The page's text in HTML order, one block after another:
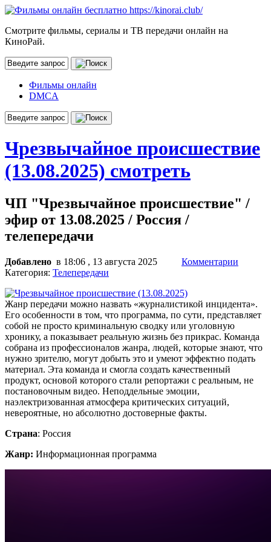
Смотрите фильмы, сериалы и ТВ передачи онлайн на
КиноРай.
Фильмы онлайн
DMCA
Чрезвычайное происшествие
(13.08.2025) смотреть
ЧП "Чрезвычайное происшествие" /
эфир от 13.08.2025 / Россия /
телепередачи
Добавлено в 18:06 , 13 августа 2025
Комментарии
Категория: Телепередачи
Жанр передачи можно назвать «журналистикой инцидента».
Его особенности в том, что программа, по сути, представляет
собой не просто криминальную сводку или уголовную
хронику, а показывает реальную жизнь без прикрас. Команда
собрана из профессионалов жанра, людей, которые знают, что
нужно зрителю, могут добыть это и умеют эффектно подать
материал. Эта команда и смогла создать качественный
продукт, основой которого стали репортажи с реальным, не
постановочным видео. Неподдельные эмоции,
наэлектризованная атмосфера критических ситуаций,
невероятные, но абсолютно достоверные факты.
Страна: Россия
Жанр: Информационная программа